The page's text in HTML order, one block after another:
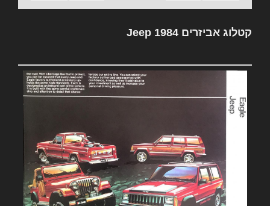
קטלוג אביזרים Jeep 1984